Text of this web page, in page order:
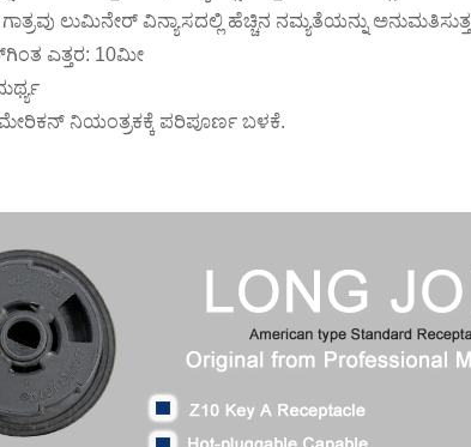
ಗಾತ್ರವು ಲುಮಿನೇರ್ ವಿನ್ಯಾಸದಲ್ಲಿ ಹೆಚ್ಚಿನ ನಮ್ಯತೆಯನ್ನು
ಎತ್ತರ: 10ಮೀ
ನಿಯಂತ್ರಕಕ್ಕೆ ಪರಿಪೂರ್ಣ ಬಳಕೆ.